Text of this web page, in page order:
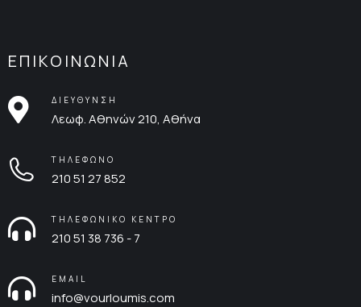
ΕΠΙΚΟΙΝΩΝΙΑ
ΔΙΕΥΘΥΝΣΗ
Λεωφ. Αθηνών 210, Αθήνα
ΤΗΛΕΦΩΝΟ
210 51 27 852
ΤΗΛΕΦΩΝΙΚΟ ΚΕΝΤΡΟ
210 51 38 736 - 7
EMAIL
info@vourloumis.com